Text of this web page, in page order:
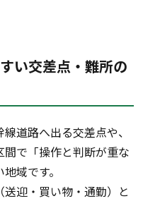
い交差点・難所の
道路へ出る交差点や、
で「操作と判断が重な
域です。
迎・買い物・通勤）と